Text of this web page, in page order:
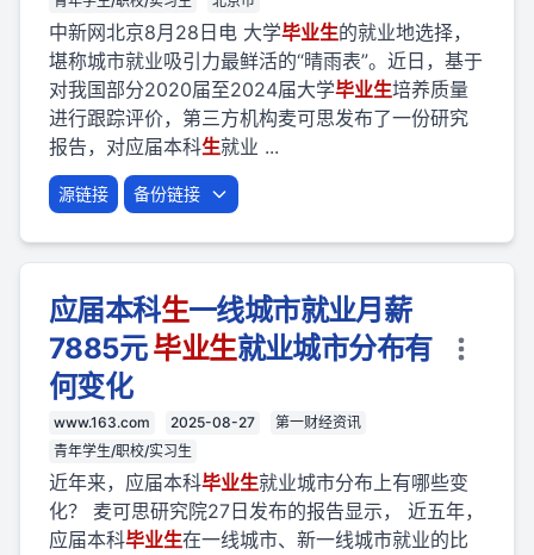
中新网北京8月28日电 大学毕业生的就业地选择，
堪称城市就业吸引力最鲜活的“晴雨表”。近日，基于
对我国部分2020届至2024届大学毕业生培养质量
进行跟踪评价，第三方机构麦可思发布了一份研究
报告，对应届本科生就业 ...
源链接 备份链接
应届本科生一线城市就业月薪
7885元毕业生就业城市分布有
何变化
www.163.com 2025-08-27
第一财经资讯
青年学生/职校/实习生
近年来，应届本科毕业生就业城市分布上有哪些变
化？ 麦可思研究院27日发布的报告显示， 近五年，
应届本科毕业生在一线城市、新一线城市就业的比